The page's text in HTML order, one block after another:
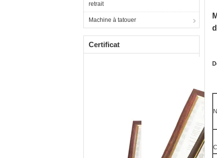
retrait
Machine à tatouer
Certificat